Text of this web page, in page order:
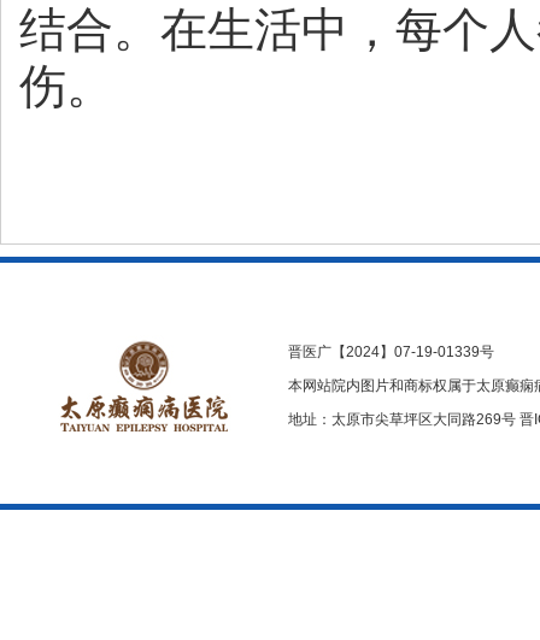
结合。在生活中，每个
伤。
晋医广【2024】07-19-01339号
本网站院内图片和商标权属于太原癫
地址：太原市尖草坪区大同路269号 晋